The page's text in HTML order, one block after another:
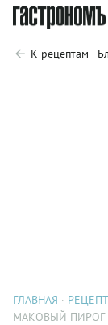
К рецептам -
ГЛАВНАЯ
МАКОВЫЙ ПИРОГ